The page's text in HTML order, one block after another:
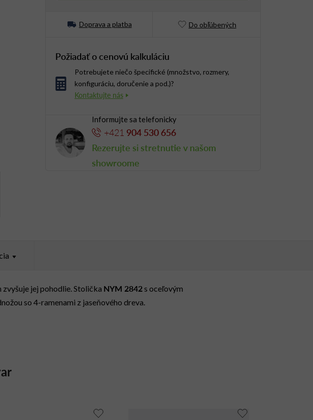
Doprava a platba Do obľúbených
Požiadať o cenovú kalkuláciu
Potrebujete niečo špecifické (množstvo, rozmery,
konfiguráciu, doručenie a pod.)?
Informujte sa telefonicky
+421 904 530 656
Rezerujte si stretnutie v našom
showroome
jej pohodlie. Stolička NYM 2842s oceľovým
so 4-ramenami z jaseňového dreva.